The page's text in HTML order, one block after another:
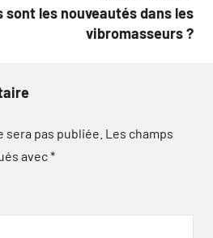
sont les nouveautés dans les
vibromasseurs ?
pas publiée. Les champs
avec*